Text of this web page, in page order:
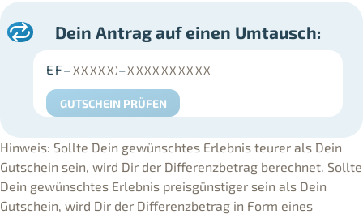
Dein Antrag auf einen Umtausch:
EF– –
GUTSCHEIN PRÜFEN
Hinweis: Sollte Dein gewünschtes Erlebnis teurer als Dein
Gutschein sein, wird Dir der Differenzbetrag berechnet. Sollte
Dein gewünschtes Erlebnis preisgünstiger sein als Dein
Gutschein, wird Dir der Differenzbetrag in Form eines